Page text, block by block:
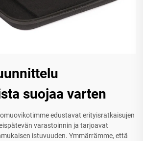
suojaa varten
edustavat erityisratkaisujen
varastoinnin ja tarjoavat
istuvuuden. Ymmärrämme, että